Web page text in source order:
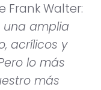
Frank Walter:
una amplia
acrílicos y
lo más
más